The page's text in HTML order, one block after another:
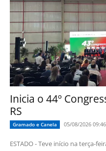
Inicia o 44º
RS
Gramado e Canela 05/08/2026 09:46
ESTADO - Teve início na terça-